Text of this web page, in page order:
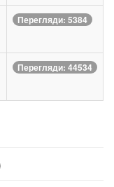
Перегляди: 5384
Перегляди: 44534